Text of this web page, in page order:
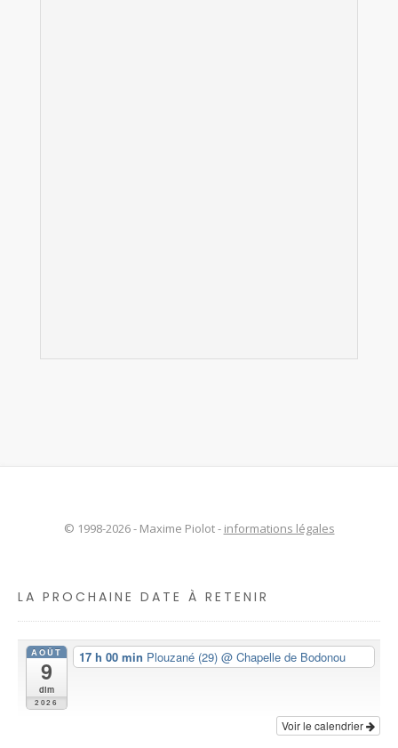
© 1998-2026 - Maxime Piolot - informations légales
LA PROCHAINE DATE À RETENIR
AOÛT
9
dim
2026
17 h 00 min Plouzané (29) @ Chapelle de Bodonou
Voir le calendrier